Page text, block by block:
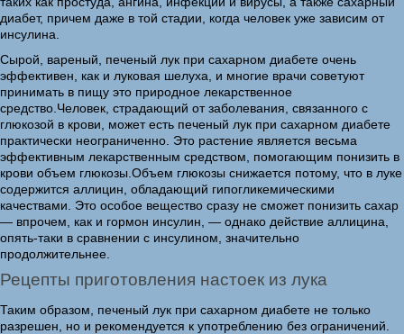
диабет, причем даже в той стадии, когда человек уже зависим от
инсулина.
Сырой, вареный, печеный лук при сахарном диабете очень
эффективен, как и луковая шелуха, и многие врачи советуют
принимать в пищу это природное лекарственное
средство.Человек, страдающий от заболевания, связанного с
глюкозой в крови, может есть печеный лук при сахарном диабете
практически неограниченно. Это растение является весьма
эффективным лекарственным средством, помогающим понизить в
крови объем глюкозы.Объем глюкозы снижается потому, что в луке
содержится аллицин, обладающий гипогликемическими
качествами. Это особое вещество сразу не сможет понизить сахар
— впрочем, как и гормон инсулин, — однако действие аллицина,
опять-таки в сравнении с инсулином, значительно
продолжительнее.
Рецепты приготовления настоек из лука
Таким образом, печеный лук при сахарном диабете не только
разрешен, но и рекомендуется к употреблению без ограничений.